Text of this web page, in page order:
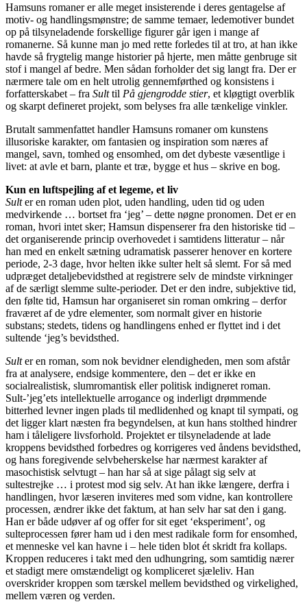
Hamsuns romaner er alle meget insisterende i deres gentagelse af
motiv- og handlingsmønstre; de samme temaer, ledemotiver bundet
op på tilsyneladende forskellige figurer går igen i mange af
romanerne. Så kunne man jo med rette forledes til at tro, at han ikke
havde så frygtelig mange historier på hjerte, men måtte genbruge sit
stof i mangel af bedre. Men sådan forholder det sig langt fra. Der er
nærmere tale om en helt utrolig gennemførthed og konsistens i
forfatterskabet – fra Sulttil På gjengrodde stier, et kløgtigt overblik
og skarpt defineret projekt, som belyses fra alle tænkelige vinkler.
Brutalt sammenfattet handler Hamsuns romaner om kunstens
illusoriske karakter, om fantasien og inspiration som næres af
mangel, savn, tomhed og ensomhed, om det dybeste væsentlige i
livet: at avle et barn, plante et træ, bygge et hus – skrive en bog.
Kun en luftspejling af et legeme, et liv
Sulter en roman uden plot, uden handling, uden tid og uden
medvirkende … bortset fra ‘jeg’ – dette nøgne pronomen. Det er en
roman, hvori intet sker; Hamsun dispenserer fra den historiske tid –
det organiserende princip overhovedet i samtidens litteratur – når
han med en enkelt sætning udramatisk passerer henover en kortere
periode, 2-3 dage, hvor helten ikke sulter helt så slemt. For så med
udpræget detaljebevidsthed at registrere selv de mindste virkninger
af de særligt slemme sulte-perioder. Det er den indre, subjektive tid,
den følte tid, Hamsun har organiseret sin roman omkring – derfor
fraværet af de ydre elementer, som normalt giver en historie
substans; stedets, tidens og handlingens enhed er flyttet ind i det
sultende ‘jeg’s bevidsthed.
Sulter en roman, som nok bevidner elendigheden, men som afstår
fra at analysere, endsige kommentere, den – det er ikke en
socialrealistisk, slumromantisk eller politisk indigneret roman.
Sult-’jeg’ets intellektuelle arrogance og inderligt drømmende
bitterhed levner ingen plads til medlidenhed og knapt til sympati, og
det ligger klart næsten fra begyndelsen, at kun hans stolthed hindrer
ham i tåleligere livsforhold. Projektet er tilsyneladende at lade
kroppens bevidsthed forbedres og korrigeres ved åndens bevidsthed,
og hans foregivende selvbeherskelse har nærmest karakter af
masochistisk selvtugt – han har så at sige pålagt sig selv at
sultestrejke … i protest mod sig selv. At han ikke længere, derfra i
handlingen, hvor læseren inviteres med som vidne, kan kontrollere
processen, ændrer ikke det faktum, at han selv har sat den i gang.
Han er både udøver af og offer for sit eget ‘eksperiment’, og
sulteprocessen fører ham ud i den mest radikale form for ensomhed,
et menneske vel kan havne i – hele tiden blot ét skridt fra kollaps.
Kroppen reduceres i takt med den udhungring, som samtidig nærer
et stadigt mere omstændeligt og kompliceret sjæleliv. Han
overskrider kroppen som tærskel mellem bevidsthed og virkelighed,
mellem væren og verden.